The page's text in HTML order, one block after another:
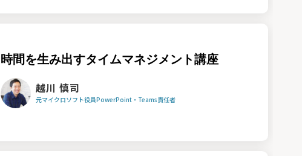
時間を生み出すタイムマネジメント講座
越川 慎司
元マイクロソフト役員PowerPoint・Teams責任者